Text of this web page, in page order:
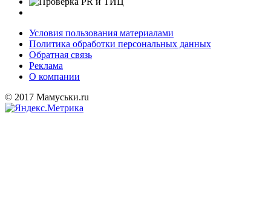
Условия пользования материалами
Политика обработки персональных данных
Обратная связь
Реклама
О компании
© 2017 Мамуськи.ru